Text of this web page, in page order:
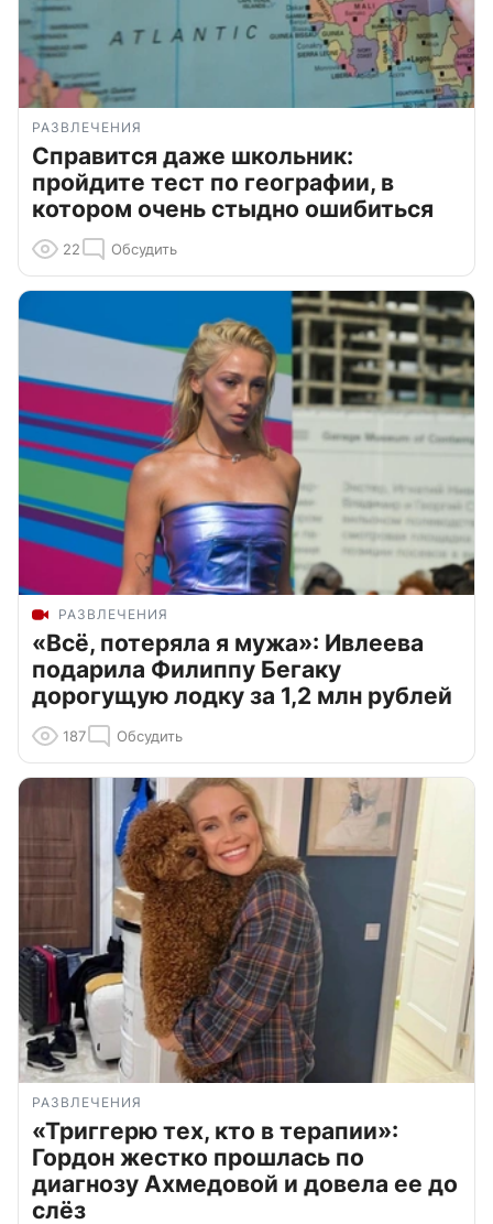
РАЗВЛЕЧЕНИЯ
Справится даже школьник:
пройдите тест по географии, в
котором очень стыдно ошибиться
22 Обсудить
РАЗВЛЕЧЕНИЯ
«Всё, потеряла я мужа»: Ивлеева
подарила Филиппу Бегаку
дорогущую лодку за 1,2 млн рублей
187 Обсудить
РАЗВЛЕЧЕНИЯ
«Триггерю тех, кто в терапии»:
Гордон жестко прошлась по
диагнозу Ахмедовой и довела ее до
слёз